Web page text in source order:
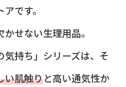
です。
せない生理用品。
持ち」シリーズは、そ
い肌触りと高い通気性か